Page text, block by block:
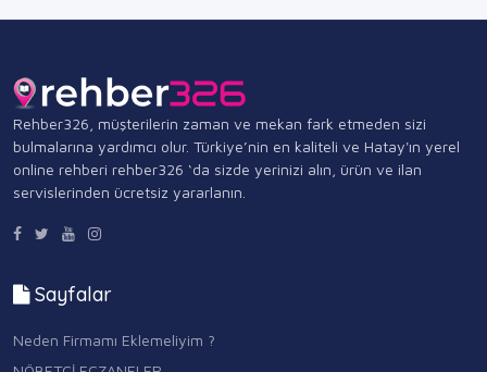
Rehber326, müşterilerin zaman ve mekan fark etmeden sizi
bulmalarına yardımcı olur. Türkiye’nin en kaliteli ve Hatay'ın yerel
online rehberi rehber326 ‘da sizde yerinizi alın, ürün ve ilan
servislerinden ücretsiz yararlanın.
Sayfalar
Neden Firmamı Eklemeliyim ?